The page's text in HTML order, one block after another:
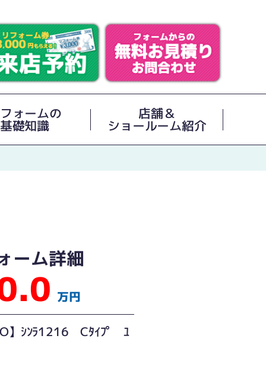
ォームの
基礎知識
店舗＆
ショールーム紹介
ーム詳細
万円
】ｼﾝﾗ1216 Cﾀｲﾌﾟ ﾕ